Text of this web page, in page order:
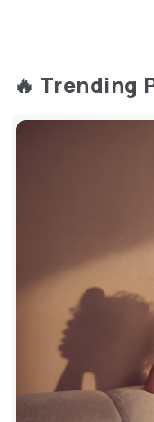
🔥 Trending